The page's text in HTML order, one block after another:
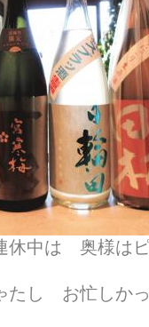
休中は 奥様は
たし お忙しか